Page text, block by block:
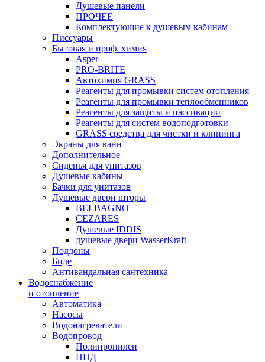
Душевые панели
ПРОЧЕЕ
Комплектующие к душевым кабинам
Писсуары
Бытовая и проф. химия
Asper
PRO-BRITE
Автохимия GRASS
Реагенты для промывки систем отопления
Реагенты для промывки теплообменников
Реагенты для защиты и пассивации
Реагенты для систем водоподготовки
GRASS средства для чистки и клининга
Экраны для ванн
Дополнительное
Сиденья для унитазов
Душевые кабины
Бачки для унитазов
Душевые двери шторы
BELBAGNO
CEZARES
Душевые IDDIS
душевые двери WasserKraft
Поддоны
Биде
Антивандальная сантехника
Водоснабжение
и отопление
Автоматика
Насосы
Водонагреватели
Водопровод
Полипропилен
ПНД